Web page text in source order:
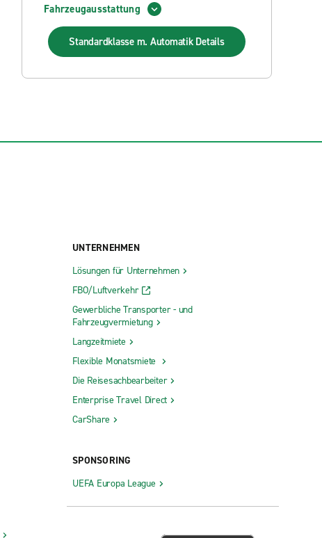
Fahrzeugausstattung
Standardklasse m. Automatik Details
UNTERNEHMEN
Lösungen für Unternehmen
FBO/Luftverkehr
Gewerbliche Transporter - und
Fahrzeugvermietung
Langzeitmiete
Flexible Monatsmiete
Die Reisesachbearbeiter
Enterprise Travel Direct
CarShare
SPONSORING
UEFA Europa League